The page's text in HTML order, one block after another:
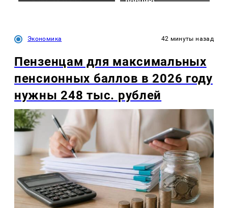
Экономика 42 минуты назад
Пензенцам для максимальных
пенсионных баллов в 2026 году
нужны 248 тыс. рублей